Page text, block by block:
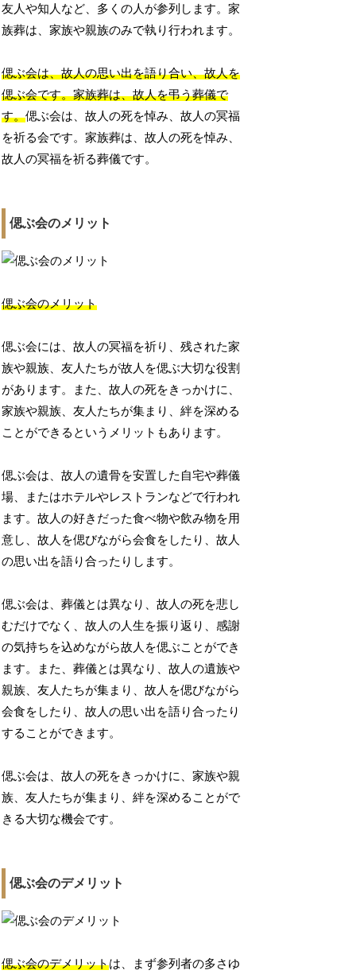
友人や知人など、多くの人が参列します。家
族葬は、家族や親族のみで執り行われます。
偲ぶ会は、故人の思い出を語り合い、故人を
偲ぶ会です。家族葬は、故人を弔う葬儀で
す。偲ぶ会は、故人の死を悼み、故人の冥福
を祈る会です。家族葬は、故人の死を悼み、
故人の冥福を祈る葬儀です。
偲ぶ会のメリット
偲ぶ会のメリット
偲ぶ会には、故人の冥福を祈り、残された家
族や親族、友人たちが故人を偲ぶ大切な役割
があります。また、故人の死をきっかけに、
家族や親族、友人たちが集まり、絆を深める
ことができるというメリットもあります。
偲ぶ会は、故人の遺骨を安置した自宅や葬儀
場、またはホテルやレストランなどで行われ
ます。故人の好きだった食べ物や飲み物を用
意し、故人を偲びながら会食をしたり、故人
の思い出を語り合ったりします。
偲ぶ会は、葬儀とは異なり、故人の死を悲し
むだけでなく、故人の人生を振り返り、感謝
の気持ちを込めながら故人を偲ぶことができ
ます。また、葬儀とは異なり、故人の遺族や
親族、友人たちが集まり、故人を偲びながら
会食をしたり、故人の思い出を語り合ったり
することができます。
偲ぶ会は、故人の死をきっかけに、家族や親
族、友人たちが集まり、絆を深めることがで
きる大切な機会です。
偲ぶ会のデメリット
偲ぶ会のデメリットは、まず参列者の多さゆ